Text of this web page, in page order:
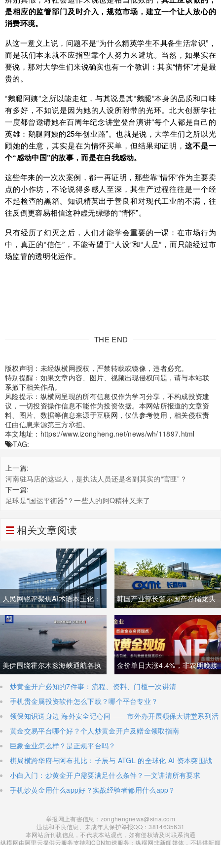
是相应的监管部门及时介入，规范市场，建立一个让人放心的
消费环境。
从这一意义上说，问题不是“为什么精英学生不具备生活常识”，
而是我们本来就不应指望靠个人努力来避坑。当然，如果实在
要说，那对大学生们来说确实也有一个教训：其实“情怀”才是最
贵的。
“鹅腿阿姨”之所以能走红，与其说是其“鹅腿”本身的品质和口味
有多好，不如说是因为她的人设所附带的光环。北大创新学社
一度都曾邀请她在百周年纪念讲堂登台演讲“每个人都是自己的
英雄：鹅腿阿姨的25年创业路”。也就是说，大学生们之所以光
顾她的生意，其实是在为情怀买单，但结果却证明，这不是一
个“感动中国”的故事，而是在自我感动。
这些年来的一次次案例，都一再证明，那些靠“情怀”作为主要卖
点的小作坊，不论说得多感人至深，其生产过程往往是一个经
不起检查的黑箱。知识精英出于善良和对现代工业的不满，往
往反倒更容易相信这种虚无缥缈的“情怀”。
只有经历了幻灭之后，人们才能学会重要的一课：在市场行为
中，真正的“信任”，不能寄望于“人设”和“人品”，而只能经过市
场监管的透明化运作。
THE END
版权声明：未经纵横网授权，严禁转载或镜像，违者必究。
特别提醒：如果文章内容、图片、视频出现侵权问题，请与本站联
系撤下相关作品。
风险提示：纵横网呈现的所有信息仅作为学习分享，不构成投资建
议，一切投资操作信息不能作为投资依据。本网站所报道的文章资
料、图片、数据等信息来源于互联网，仅供参考使用，相关侵权责
任由信息来源第三方承担。
本文地址： https://www.izongheng.net/news/wh/11897.html
TAG:
上一篇:
河南驻马店的这些人，是执法人员还是名副其实的“官匪”？
下一篇:
足球是“国运平衡器”？一些人的阿Q精神又来了
相关文章阅读
人民网锐评聚焦AI术语本土化：
夯实中文科技话语体系关乎全球
科技话语权争夺
韩国产业部长警示国产存储龙头
面临追赶压力，忌惮国内大举布
局半导体，呼吁加码本土资本投
入避免优势流失
美伊围绕霍尔木兹海峡通航各执
一词，美方称临时协议即将落
地，伊朗坚称仅与阿曼双边磋
商、通航恢复取决于美方态度
金价单日大涨4.4%，非农明晚接
棒丨黄金后市如何？
炒黄金开户必知的7件事：流程、资料、门槛一次讲清
手机贵金属投资软件怎么下载？哪个平台专业？
领保知识送身边 海外安全记心间 ——市外办开展领保大讲堂系列活
黄金交易平台哪个好？个人炒黄金开户及赠金领取指南
巨象金业怎么样？是正规平台吗？
棋局横跨华府与阿布扎比：子辰与 ATGL 的全球化 AI 资本突围战
小白入门：炒黄金开户需要满足什么条件？一文讲清所有要求
手机炒黄金用什么app好？实战经验者都用什么app？
举报网上有害信息：zonghengnews@sina.com
违法和不良信息、未成年人保护举报QQ：3814635631
本网站所刊载信息，不代表本站观点，如有侵权请及时联系沟通
纵横网由阿里云提供云服务支持和CDN加速服务；纵横网非新闻媒体，不提供新闻